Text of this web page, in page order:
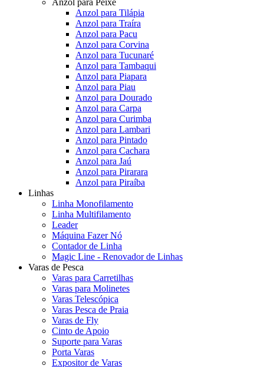
Anzol para Peixe
Anzol para Tilápia
Anzol para Traíra
Anzol para Pacu
Anzol para Corvina
Anzol para Tucunaré
Anzol para Tambaqui
Anzol para Piapara
Anzol para Piau
Anzol para Dourado
Anzol para Carpa
Anzol para Curimba
Anzol para Lambari
Anzol para Pintado
Anzol para Cachara
Anzol para Jaú
Anzol para Pirarara
Anzol para Piraíba
Linhas
Linha Monofilamento
Linha Multifilamento
Leader
Máquina Fazer Nó
Contador de Linha
Magic Line - Renovador de Linhas
Varas de Pesca
Varas para Carretilhas
Varas para Molinetes
Varas Telescópica
Varas Pesca de Praia
Varas de Fly
Cinto de Apoio
Suporte para Varas
Porta Varas
Expositor de Varas